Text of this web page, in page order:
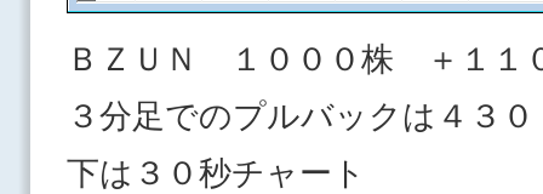
ＢＺＵＮ １０００株 ＋１１
３分足でのプルバックは４３
下は３０秒チャート